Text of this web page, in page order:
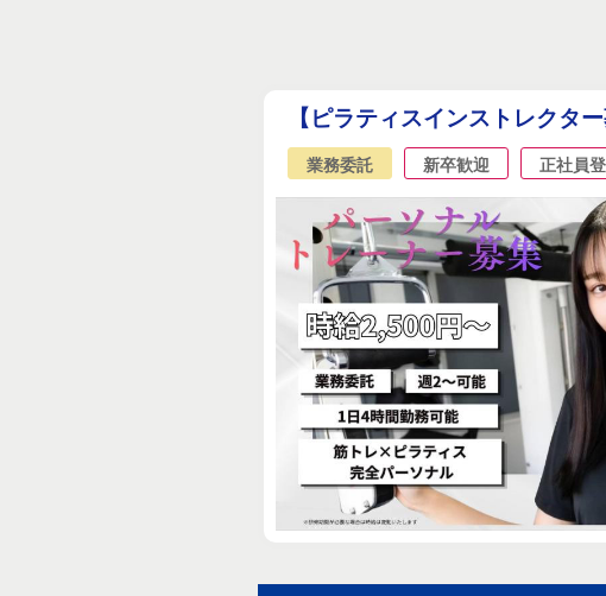
【ピラティスインストレクタ
業務委託 新卒歓迎 正社員